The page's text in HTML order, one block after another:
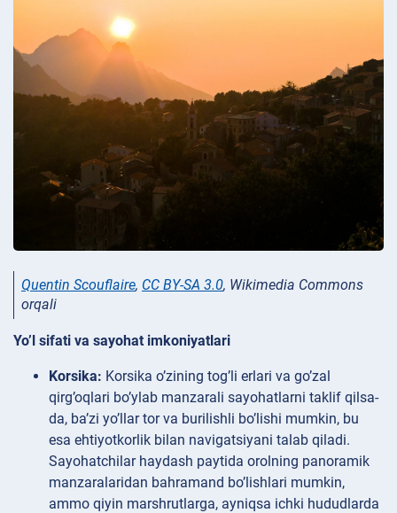
Quentin Scouflaire, CC BY-SA 3.0, Wikimedia Commons
orqali
Yo’l sifati va sayohat imkoniyatlari
Korsika: Korsika o’zining tog’li erlari va go’zal
qirg’oqlari bo’ylab manzarali sayohatlarni taklif qilsa-
da, ba’zi yo’llar tor va burilishli bo’lishi mumkin, bu
esa ehtiyotkorlik bilan navigatsiyani talab qiladi.
Sayohatchilar haydash paytida orolning panoramik
manzaralaridan bahramand bo’lishlari mumkin,
ammo qiyin marshrutlarga, ayniqsa ichki hududlarda